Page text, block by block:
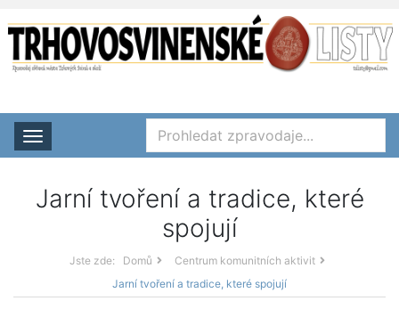
Rozbalit nabídku
Jarní tvoření a tradice, které
spojují
Jste zde: Domů
Centrum komunitních aktivit
Jarní tvoření a tradice, které spojují